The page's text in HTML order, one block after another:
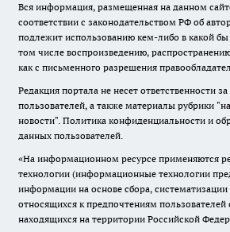
Вся информация, размещенная на данном
соответствии с законодательством РФ об
подлежит использованию кем-либо в какой
том числе воспроизведению,
как с письменного разрешения
Редакция портала не несет ответственности
пользователей, а также материалы рубрики
новости". Политика конфиденциальности и
данных пользователей.
«На информационном ресурсе применяются
технологии (информационные технологии
информации на основе сбора, систематизации
относящихся к предпочтениям пользователей
находящихся на территории Российской